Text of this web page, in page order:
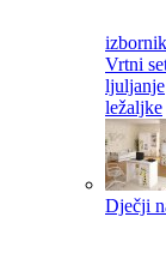
izbornik
Vrtni
ljuljanje
ležaljke
Dječji